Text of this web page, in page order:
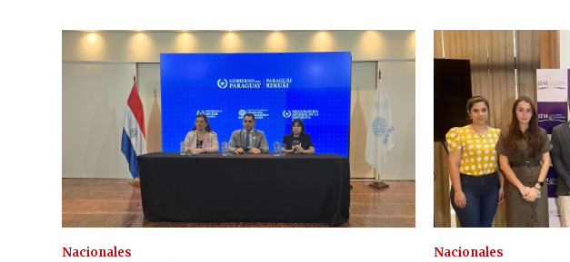
Nacionales Nacionales